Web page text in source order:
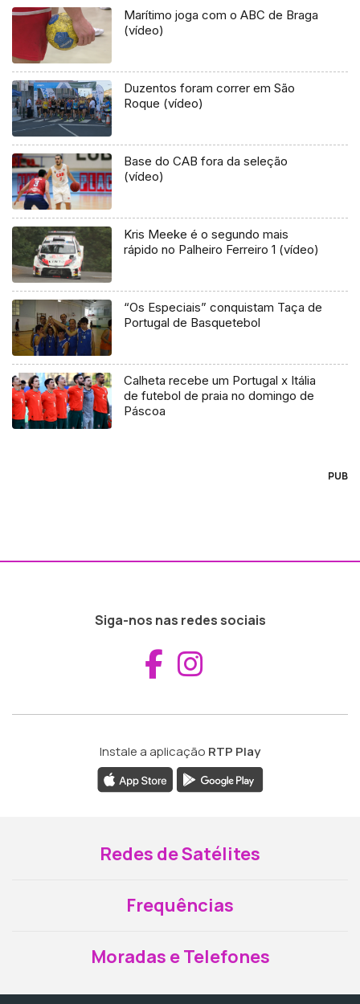
Marítimo joga com o ABC de Braga
(vídeo)
Duzentos foram correr em São
Roque (vídeo)
Base do CAB fora da seleção
(vídeo)
Kris Meeke é o segundo mais
rápido no Palheiro Ferreiro 1 (vídeo)
“Os Especiais” conquistam Taça de
Portugal de Basquetebol
Calheta recebe um Portugal x Itália
de futebol de praia no domingo de
Páscoa
PUB
Siga-nos nas redes sociais
Aceder ao
Instale a aplicação RTP Play
Redes de Satélites
Frequências
Moradas e Telefones